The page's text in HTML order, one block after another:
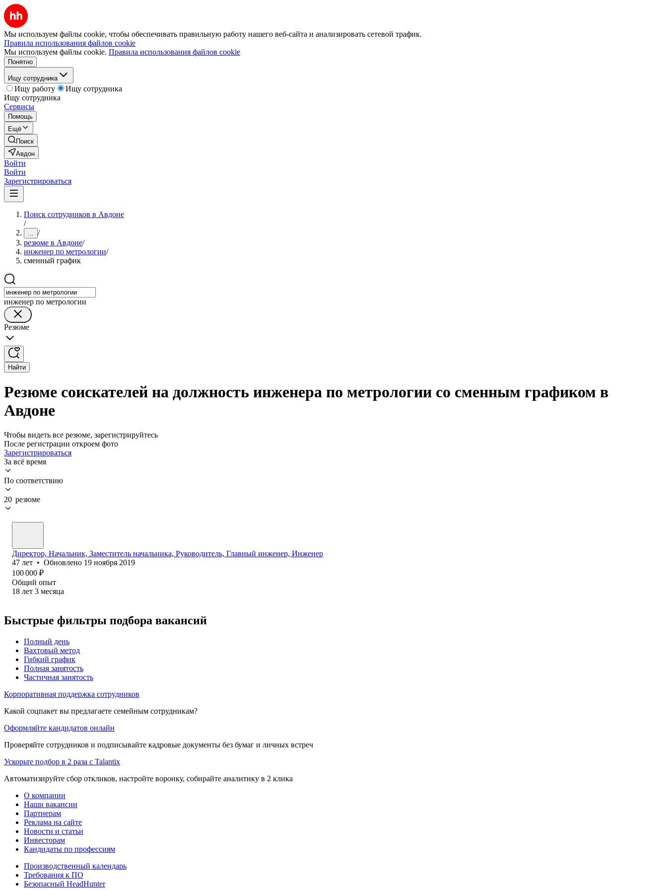
Мы используем файлы cookie, чтобы обеспечивать правильную работу нашего веб-сайта и анализировать сетевой трафик.
Правила использования файлов cookie
Мы используем файлы cookie. Правила использования файлов cookie
Понятно
Ищу сотрудника
Ищу работу
Ищу сотрудника
Ищу сотрудника
Сервисы
Помощь
Ещё
Поиск
Авдон
Войти
Войти
Зарегистрироваться
Поиск сотрудников в Авдоне
/
... /
резюме в Авдоне/
инженер по метрологии/
сменный график
инженер по метрологии
Резюме
Найти
Резюме соискателей на должность инженера по метрологии со сменным графиком в
Авдоне
Чтобы видеть все резюме, зарегистрируйтесь
После регистрации откроем фото
Зарегистрироваться
За всё время
По соответствию
20 резюме
Директор, Начальник, Заместитель начальника, Руководитель, Главный инженер, Инженер
47 лет • Обновлено 19 ноября 2019
100 000 ₽
Общий опыт
18 лет 3 месяца
Быстрые фильтры подбора вакансий
Полный день
Вахтовый метод
Гибкий график
Полная занятость
Частичная занятость
Корпоративная поддержка сотрудников
Какой соцпакет вы предлагаете семейным сотрудникам?
Оформляйте кандидатов онлайн
Проверяйте сотрудников и подписывайте кадровые документы без бумаг и личных встреч
Ускорьте подбор в 2 раза с Talantix
Автоматизируйте сбор откликов, настройте воронку, собирайте аналитику в 2 клика
О компании
Наши вакансии
Партнерам
Реклама на сайте
Новости и статьи
Инвесторам
Кандидаты по профессиям
Производственный календарь
Требования к ПО
Безопасный HeadHunter